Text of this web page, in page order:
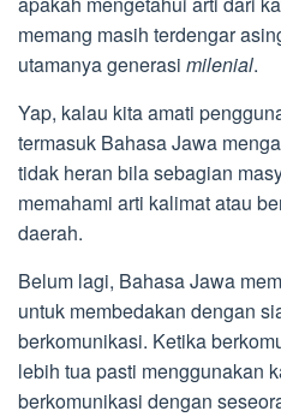
memang masih terdengar
utamanya generasi milenial.
Yap, kalau kita amati
termasuk Bahasa Jawa
tidak heran bila sebagian
memahami arti kalimat atau
daerah.
Belum lagi, Bahasa Jawa
untuk membedakan dengan
berkomunikasi. Ketika
lebih tua pasti menggunakan
berkomunikasi dengan